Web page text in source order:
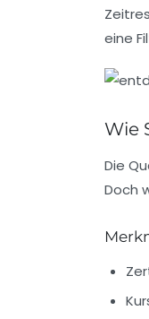
eine
Wie
Die
Doch